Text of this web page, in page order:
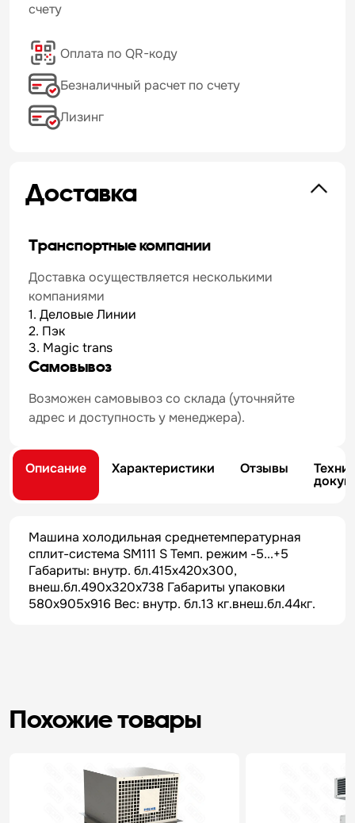
счету
Оплата по QR-коду
Безналичный расчет по счету
Лизинг
Доставка
Транспортные компании
Доставка осуществляется несколькими
компаниями
1. Деловые Линии
2. Пэк
3. Magic trans
Самовывоз
Возможен самовывоз со склада (уточняйте
адрес и доступность у менеджера).
Описание Характеристики Отзывы
Машина холодильная среднетемпературная
сплит-система SM111 S Темп. режим -5...+5
Габариты: внутр. бл.415х420х300,
внеш.бл.490х320х738 Габариты упаковки
580х905х916 Вес: внутр. бл.13 кг.внеш.бл.44кг.
Похожие товары